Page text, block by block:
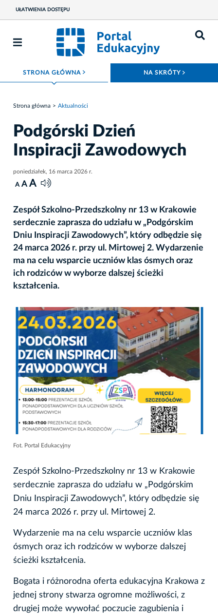
UŁATWIENIA DOSTĘPU
STRONA GŁÓWNA ROZWIŃ MENU NA SKRÓTY
Strona główna Aktualności
Podgórski Dzień
Inspiracji Zawodowych
poniedziałek, 16 marca 2026 r.
A A A
Zespół Szkolno-Przedszkolny nr 13 w Krakowie
serdecznie zaprasza do udziału w „Podgórskim
Dniu Inspiracji Zawodowych”, który odbędzie się
24 marca 2026 r. przy ul. Mirtowej 2. Wydarzenie
ma na celu wsparcie uczniów klas ósmych oraz
ich rodziców w wyborze dalszej ścieżki
kształcenia.
Fot. Portal Edukacyjny
Zespół Szkolno-Przedszkolny nr 13 w Krakowie
serdecznie zaprasza do udziału w „Podgórskim
Dniu Inspiracji Zawodowych”, który odbędzie się
24 marca 2026 r. przy ul. Mirtowej 2.
Wydarzenie ma na celu wsparcie uczniów klas
ósmych oraz ich rodziców w wyborze dalszej
ścieżki kształcenia.
Bogata i różnorodna oferta edukacyjna Krakowa z
jednej strony stwarza ogromne możliwości, z
drugiej może wywołać poczucie zagubienia i